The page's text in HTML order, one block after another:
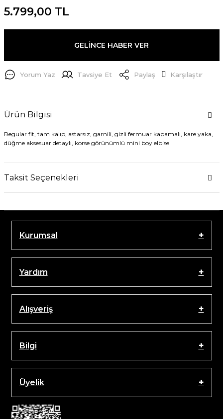
5.799,00 TL
GELİNCE HABER VER
Yorum Yaz Tavsiye Et Paylaş Karşılaştır
Ürün Bilgisi
Regular fit, tam kalıp, astarsız, garnili, gizli fermuar kapamalı, kare yaka,
düğme aksesuar detaylı, korse görünümlü mini boy elbise
Taksit Seçenekleri
Kurumsal
Yardım
Alışveriş
Bilgi
Üyelik